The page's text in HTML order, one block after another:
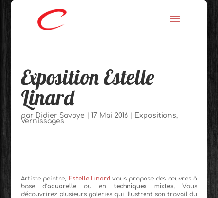
Exposition Estelle
Linard
par Didier Savoye 17 Mai 2016| Expositions,
Vernissages
Artiste peintre, Estelle Linard vous propose des œuvres à
base d’aquarelleou en techniques mixtes. Vous
découvrirez plusieurs galeries qui illustrent son travail du